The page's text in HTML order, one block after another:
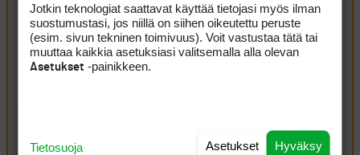
uolevi1947 24 maaliskuun, 2020 08:48
Onkohan nyt golfliitolta unohtunut, että valmiuslaki on
Jotkin teknologiat saattavat käyttää tietojasi myös ilman
suostumustasi, jos niillä on siihen oikeutettu peruste
(esim. sivun tekninen toimivuus). Voit vastustaa tätä tai
muuttaa kaikkia asetuksiasi valitsemalla alla olevan
Asetukset -painikkeen.
Hyväksy
Asetukset
Tietosuoja